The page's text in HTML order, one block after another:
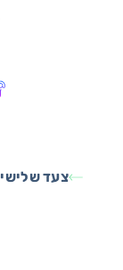
צעד שלישי